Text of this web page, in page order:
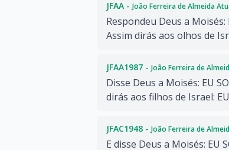
JFAA - João Ferreira de Almeida
Respondeu Deus a Moisés:
Assim dirás aos olhos de
JFAA1987 - João Ferreira de
Disse Deus a Moisés: EU
dirás aos filhos de Israel:
JFAC1948 - João Ferreira de
E disse Deus a Moisés: EU